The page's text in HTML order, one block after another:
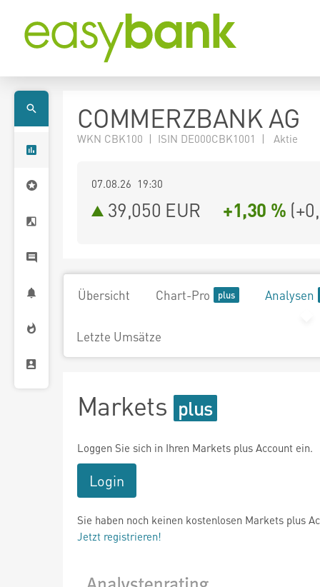
COMMERZBANK AG
WKN CBK100 | ISIN DE000CBK1001 | Aktie
07.08.26 19:30
39,050 EUR +1,30 % (
Übersicht Chart-Pro Analysen
Letzte Umsätze
Markets
Loggen Sie sich in Ihren Markets plus Account ein.
Login
Sie haben noch keinen kostenlosen Markets plus
Jetzt registrieren!